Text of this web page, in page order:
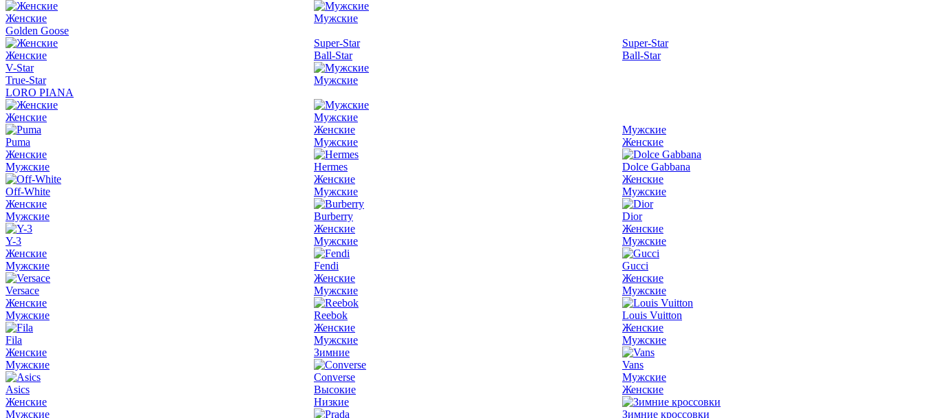
Женские
Мужские
Golden Goose
Женские
V-Star
True-Star
Super-Star
Ball-Star
Мужские
Super-Star
Ball-Star
LORO PIANA
Женские Мужские
Puma
Женские
Мужские
Off-White
Женские
Мужские
Y-3
Женские
Мужские
Versace
Женские
Мужские
Fila
Женские
Мужские
Asics
Женские
Мужские
Женские
Мужские
Hermes
Женские
Мужские
Burberry
Женские
Мужские
Fendi
Женские
Мужские
Reebok
Женские
Мужские
Зимние
Converse
Высокие
Низкие
Мужские
Женские
Dolce Gabbana
Женские
Мужские
Dior
Женские
Мужские
Gucci
Женские
Мужские
Louis Vuitton
Женские
Мужские
Vans
Мужские
Женские
Зимние кроссовки